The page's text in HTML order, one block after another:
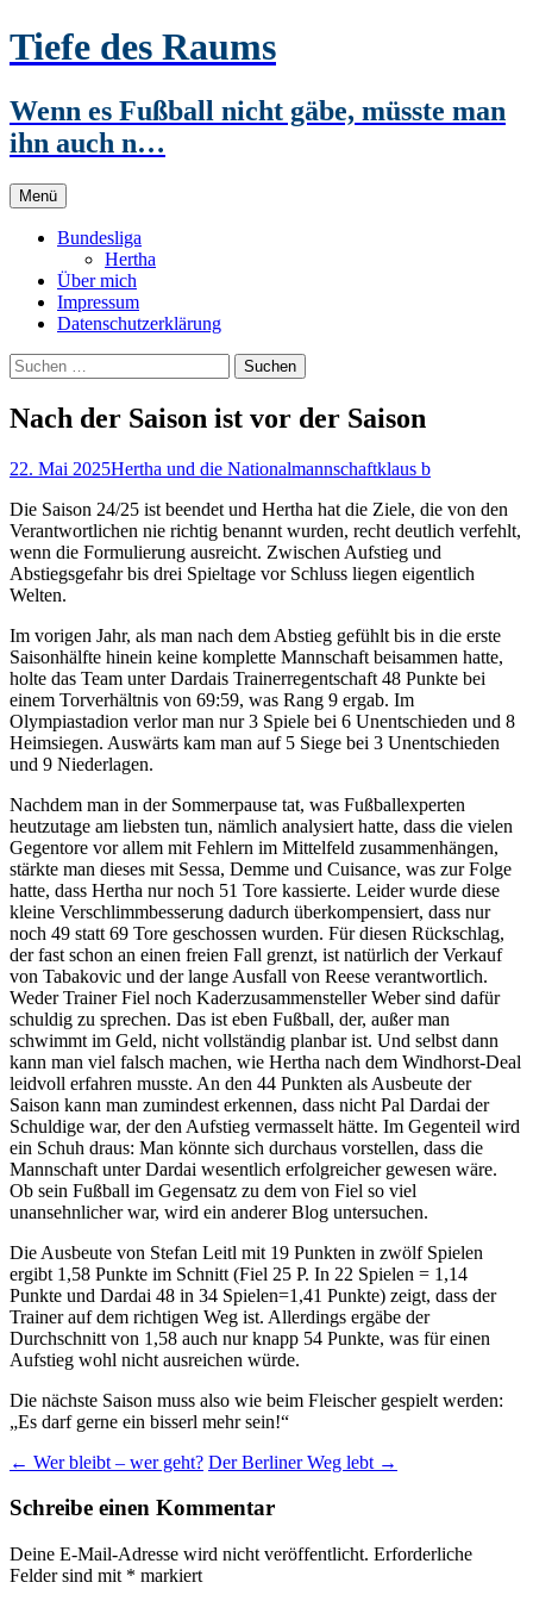
Zum
Inhalt
Tiefe des Raums
Wenn es Fußball nicht gäbe, müsste man
ihn auch n…
Menü
Bundesliga
Hertha
Über mich
Impressum
Datenschutzerklärung
Suchen
nach:
Nach der Saison ist vor der Saison
22. Mai 2025Hertha und die Nationalmannschaftklaus b
Die Saison 24/25 ist beendet und Hertha hat die Ziele, die von den
Verantwortlichen nie richtig benannt wurden, recht deutlich verfehlt,
wenn die Formulierung ausreicht. Zwischen Aufstieg und
Abstiegsgefahr bis drei Spieltage vor Schluss liegen eigentlich
Welten.
Im vorigen Jahr, als man nach dem Abstieg gefühlt bis in die erste
Saisonhälfte hinein keine komplette Mannschaft beisammen hatte,
holte das Team unter Dardais Trainerregentschaft 48 Punkte bei
einem Torverhältnis von 69:59, was Rang 9 ergab. Im
Olympiastadion verlor man nur 3 Spiele bei 6 Unentschieden und 8
Heimsiegen. Auswärts kam man auf 5 Siege bei 3 Unentschieden
und 9 Niederlagen.
Nachdem man in der Sommerpause tat, was Fußballexperten
heutzutage am liebsten tun, nämlich analysiert hatte, dass die vielen
Gegentore vor allem mit Fehlern im Mittelfeld zusammenhängen,
stärkte man dieses mit Sessa, Demme und Cuisance, was zur Folge
hatte, dass Hertha nur noch 51 Tore kassierte. Leider wurde diese
kleine Verschlimmbesserung dadurch überkompensiert, dass nur
noch 49 statt 69 Tore geschossen wurden. Für diesen Rückschlag,
der fast schon an einen freien Fall grenzt, ist natürlich der Verkauf
von Tabakovic und der lange Ausfall von Reese verantwortlich.
Weder Trainer Fiel noch Kaderzusammensteller Weber sind dafür
schuldig zu sprechen. Das ist eben Fußball, der, außer man
schwimmt im Geld, nicht vollständig planbar ist. Und selbst dann
kann man viel falsch machen, wie Hertha nach dem Windhorst-Deal
leidvoll erfahren musste. An den 44 Punkten als Ausbeute der
Saison kann man zumindest erkennen, dass nicht Pal Dardai der
Schuldige war, der den Aufstieg vermasselt hätte. Im Gegenteil wird
ein Schuh draus: Man könnte sich durchaus vorstellen, dass die
Mannschaft unter Dardai wesentlich erfolgreicher gewesen wäre.
Ob sein Fußball im Gegensatz zu dem von Fiel so viel
unansehnlicher war, wird ein anderer Blog untersuchen.
Die Ausbeute von Stefan Leitl mit 19 Punkten in zwölf Spielen
ergibt 1,58 Punkte im Schnitt (Fiel 25 P. In 22 Spielen = 1,14
Punkte und Dardai 48 in 34 Spielen=1,41 Punkte) zeigt, dass der
Trainer auf dem richtigen Weg ist. Allerdings ergäbe der
Durchschnitt von 1,58 auch nur knapp 54 Punkte, was für einen
Aufstieg wohl nicht ausreichen würde.
Die nächste Saison muss also wie beim Fleischer gespielt werden:
„Es darf gerne ein bisserl mehr sein!“
Beitragsnavigation
← Wer bleibt – wer geht? Der Berliner Weg lebt →
Schreibe einen Kommentar
Deine E-Mail-Adresse wird nicht veröffentlicht. Erforderliche
Felder sind mit * markiert